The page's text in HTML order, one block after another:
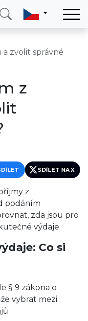
zvolit správné
z
SDÍLET NA X
z
podáním
zda jsou pro
výdaje.
Co si
§ 9 zákona o
vybrat mezi